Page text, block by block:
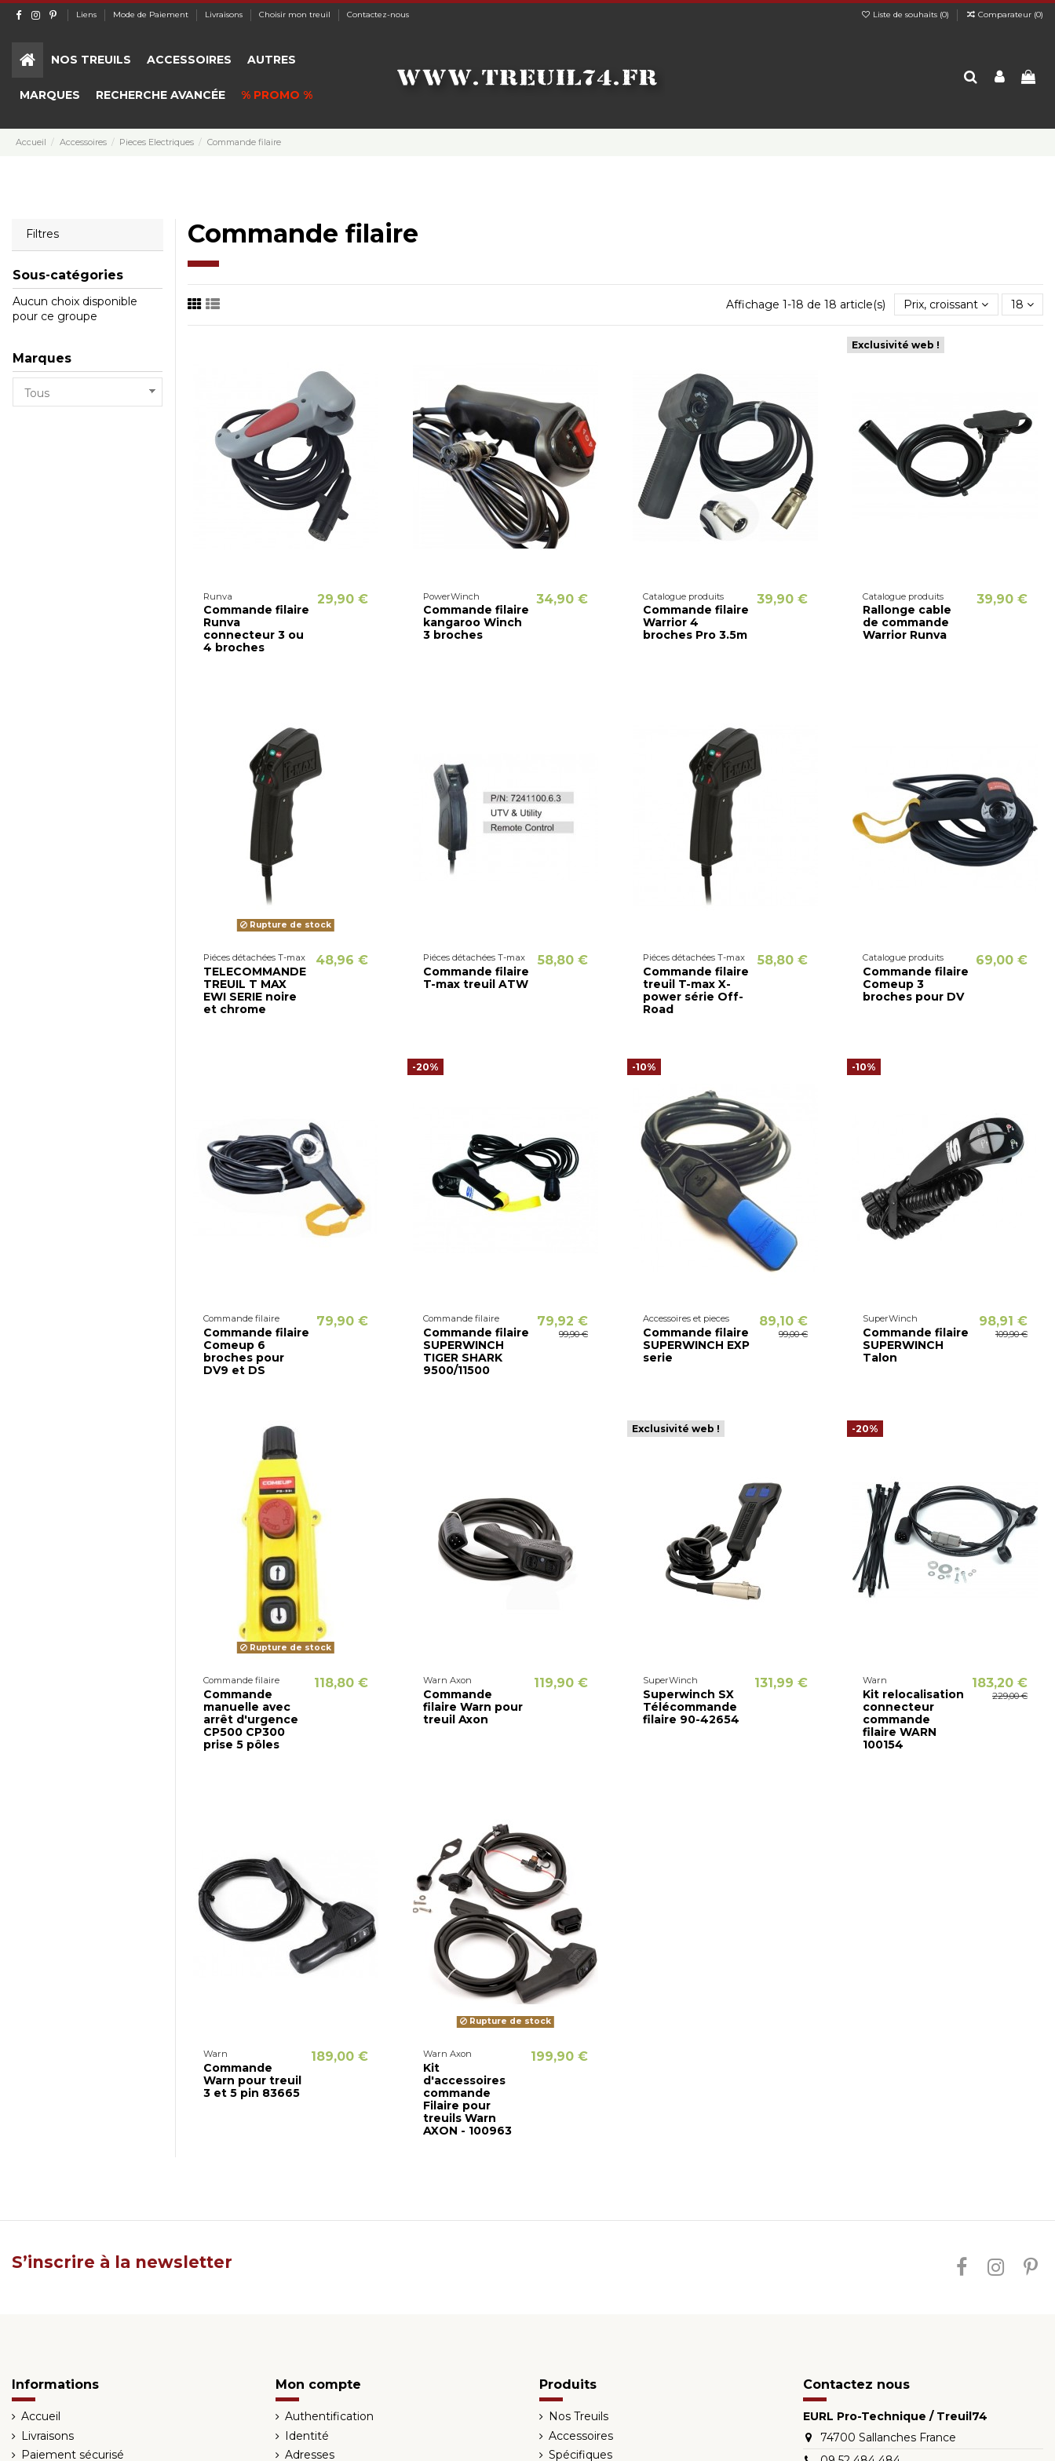
Liens Mode de Paiement Livraisons Choisir mon treuil Contactez-nous Liste de souhaits (0) Comparateur (0)
NOS TREUILS ACCESSOIRES AUTRES
MARQUES RECHERCHE AVANCÉE % PROMO %
Accueil Accessoires Pieces Electriques Commande filaire
Commande filaire
Affichage 1-18 de 18 article(s) Prix, croissant 18
Runva
Commande filaire
Runva
connecteur 3 ou
4 broches
29,90 € PowerWinch
Commande filaire
kangaroo Winch
3 broches
34,90 € Catalogue produits
Commande filaire
Warrior 4
broches Pro 3.5m
39,90 €
Exclusivité web !
Catalogue produits
Rallonge cable
de commande
Warrior Runva
39,90 €
Rupture de stock
Piéces détachées T-max
TELECOMMANDE
TREUIL T MAX
EWI SERIE noire
et chrome
48,96 € Piéces détachées T-max
Commande filaire
T-max treuil ATW
58,80 € Piéces détachées T-max
Commande filaire
treuil T-max X-
power série Off-
Road
58,80 € Catalogue produits
Commande filaire
Comeup 3
broches pour DV
69,00 €
Commande filaire
Commande filaire
Comeup 6
broches pour
DV9 et DS
79,90 €
-20%
Commande filaire
Commande filaire
SUPERWINCH
TIGER SHARK
9500/11500
79,92 €
99,90 €
-10%
Accessoires et pieces
Commande filaire
SUPERWINCH EXP
serie
89,10 €
99,00 €
-10%
SuperWinch
Commande filaire
SUPERWINCH
Talon
98,91 €
109,90 €
Rupture de stock
Commande filaire
Commande
manuelle avec
arrêt d'urgence
CP500 CP300
prise 5 pôles
118,80 € Warn Axon
Commande
filaire Warn pour
treuil Axon
119,90 €
Exclusivité web !
SuperWinch
Superwinch SX
Télécommande
filaire 90-42654
131,99 €
-20%
Warn
Kit relocalisation
connecteur
commande
filaire WARN
100154
183,20 €
229,00 €
Warn
Commande
Warn pour treuil
3 et 5 pin 83665
189,00 €
Rupture de stock
Warn Axon
Kit
d'accessoires
commande
Filaire pour
treuils Warn
AXON - 100963
199,90 €
Filtres
Sous-catégories
Aucun choix disponible
pour ce groupe
Marques
S’inscrire à la newsletter
Informations
Accueil
Livraisons
Paiement sécurisé
Mon compte
Authentification
Identité
Adresses
Produits
Nos Treuils
Accessoires
Spécifiques
Contactez nous
EURL Pro-Technique / Treuil74
74700 Sallanches France